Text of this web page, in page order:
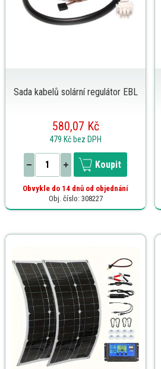
Sada kabelů solární regulátor EBL
580,07 Kč
479 Kč bez DPH
Koupit
Obvykle do 14 dnů od objednání
Obj. číslo: 308227